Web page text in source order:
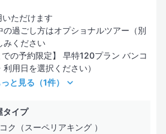
ただけます
の過ごし方はオプショナルツアー（別
みください
での予約限定】 早特120プラン バンコ
用日を選択ください）
っと見る （1件）
タイプ
ク（スーペリアキング ）